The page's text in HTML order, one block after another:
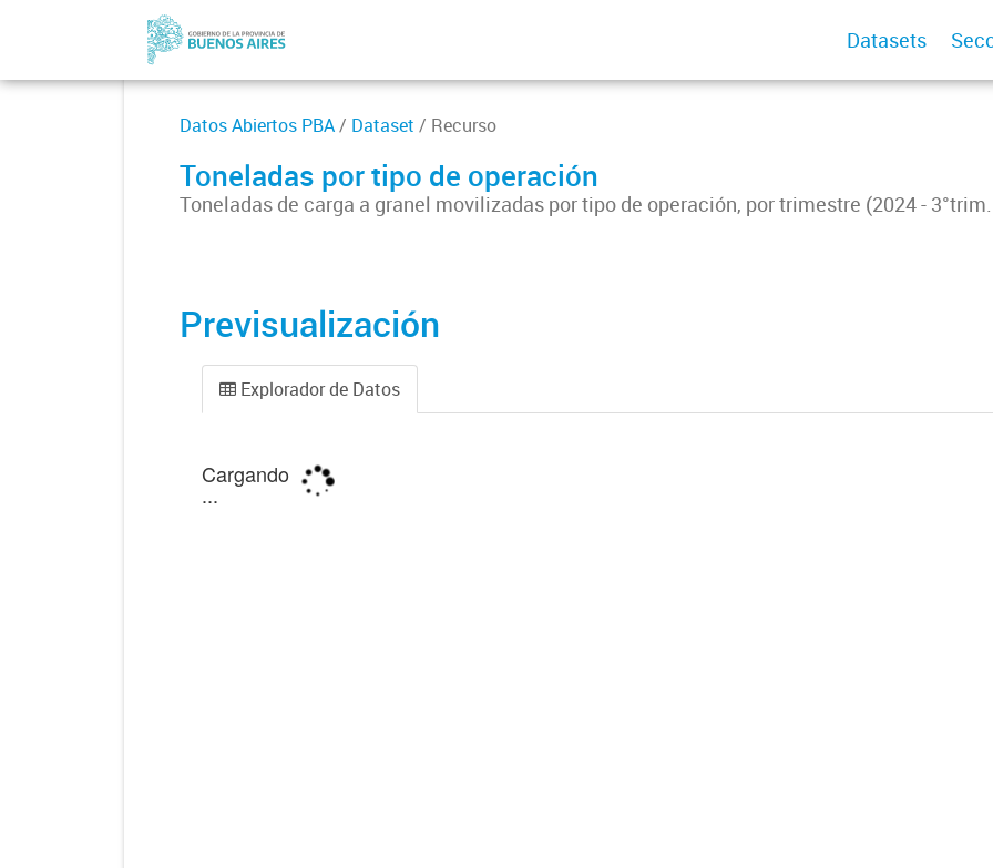
Datasets
Datos Abiertos PBA/ Dataset / Recurso
Toneladas por tipo de operación
Toneladas de carga a granel movilizadas por tipo de operación, por trimestre (2024 -
Previsualización
Explorador de Datos